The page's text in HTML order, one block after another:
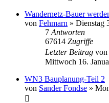
Wandernetz-Bauer
von Fehmarn » Dienstag
7 Antworten
67614 Zugriffe
Letzter Beitrag von
Mittwoch 16.
WN3 Bauplanung-Teil 2
von Sander Fondse »